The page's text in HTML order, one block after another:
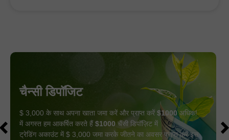
चैन्सी डिपॉजिट
$ 3,000 के साथ अपना खाता जमा करें और प्राप्त करें $1000अधिक!
में अगस्त हम आकर्षित करते हैं $1000 चैंसी डिपॉज़िट में
ट्रेडिंग अकाउंट में $ 3,000 जमा करके जीतने का अवसर प्राप्त करें इस